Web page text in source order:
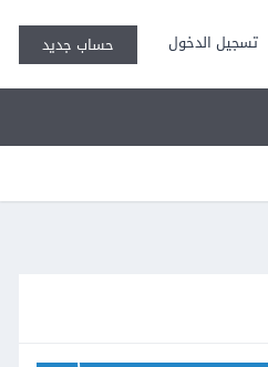
تسجيل الدخول حساب جديد